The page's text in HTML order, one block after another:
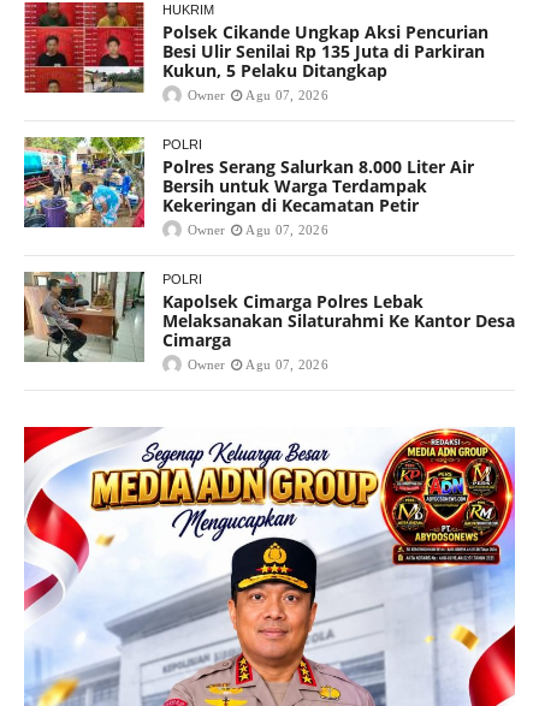
HUKRIM
Polsek Cikande Ungkap Aksi Pencurian
Besi Ulir Senilai Rp 135 Juta di Parkiran
Kukun, 5 Pelaku Ditangkap
Owner Agu 07, 2026
POLRI
Polres Serang Salurkan 8.000 Liter Air
Bersih untuk Warga Terdampak
Kekeringan di Kecamatan Petir
Owner Agu 07, 2026
POLRI
Kapolsek Cimarga Polres Lebak
Melaksanakan Silaturahmi Ke Kantor Desa
Cimarga
Owner Agu 07, 2026